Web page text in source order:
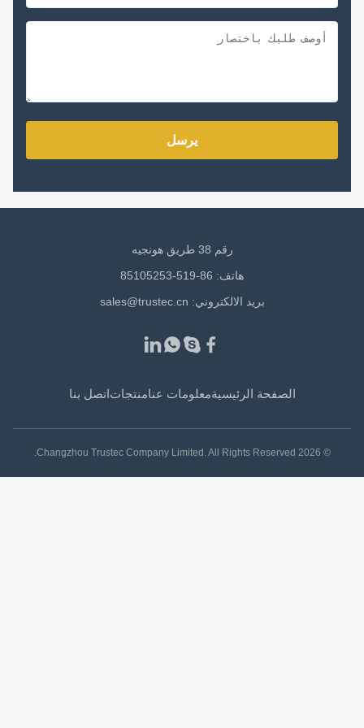
يرسل
هاتف: 86-519-85105253
بريد الالكتروني: sales@trustec.cn
الصفحة الرئيسيةمعلومات عنامنتجاتاتصل بنا